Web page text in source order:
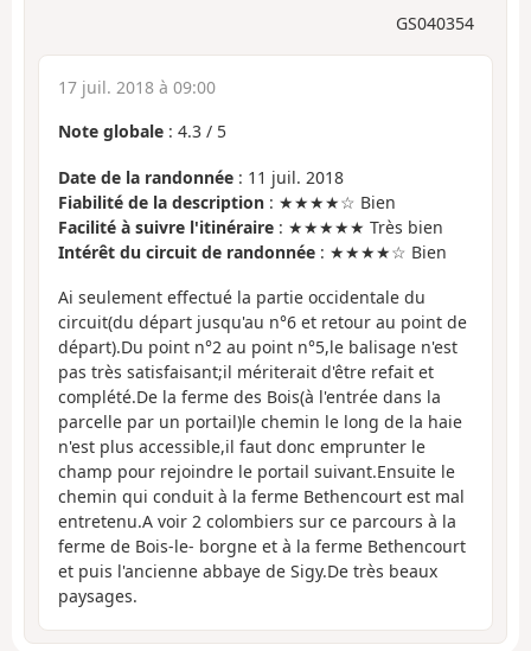
GS040354
17 juil. 2018 à 09:00
Note globale : 4.3 / 5
Date de la randonnée : 11 juil. 2018
Fiabilité de la description : ★★★★☆ Bien
Facilité à suivre l'itinéraire : ★★★★★ Très bien
Intérêt du circuit de randonnée : ★★★★☆ Bien
Ai seulement effectué la partie occidentale du
circuit(du départ jusqu'au n°6 et retour au point de
départ).Du point n°2 au point n°5,le balisage n'est
pas très satisfaisant;il mériterait d'être refait et
complété.De la ferme des Bois(à l'entrée dans la
parcelle par un portail)le chemin le long de la haie
n'est plus accessible,il faut donc emprunter le
champ pour rejoindre le portail suivant.Ensuite le
chemin qui conduit à la ferme Bethencourt est mal
entretenu.A voir 2 colombiers sur ce parcours à la
ferme de Bois-le- borgne et à la ferme Bethencourt
et puis l'ancienne abbaye de Sigy.De très beaux
paysages.